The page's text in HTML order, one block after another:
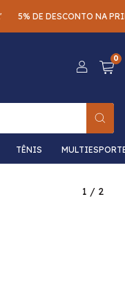
5% DE DESCONTO NA
0
TÊNIS
1 / 2